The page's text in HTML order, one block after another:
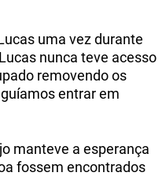
uma vez durante
nunca teve acesso
removendo os
entrar em
manteve a esperança
fossem encontrados